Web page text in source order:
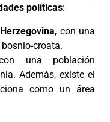
políticas:
, con una
croata.
una población
Además, existe el
como un área